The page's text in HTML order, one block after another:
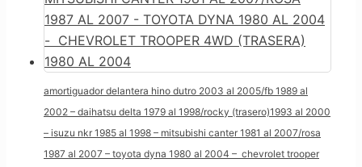
amortiguador delantera hino dutro 2003 al 2005/fb 1989 al
2002 – daihatsu delta 1979 al 1998/rocky (trasero)1993 al 2000
– isuzu nkr 1985 al 1998 – mitsubishi canter 1981 al 2007/rosa
1987 al 2007 – toyota dyna 1980 al 2004 – chevrolet trooper